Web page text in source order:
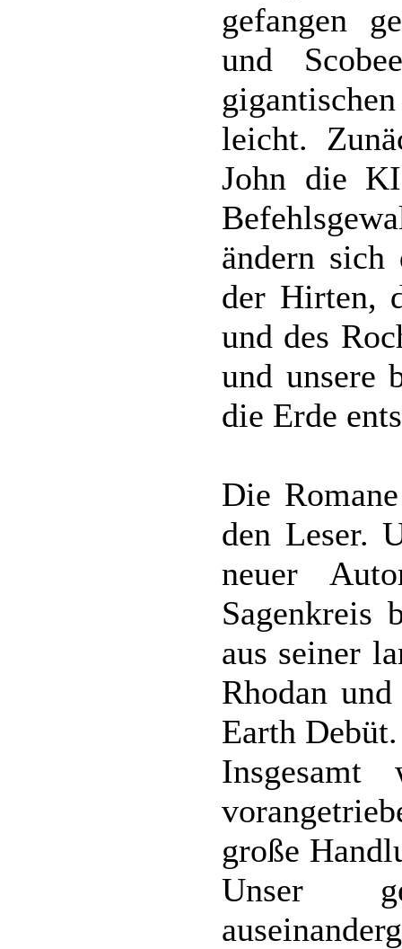
gefangen
und
leicht.
John die
ändern
der Hirten,
und des
und unsere
die Erde
Die
den Leser.
neuer
Sagenkreis
aus seiner
Rhodan
Earth Debüt.
große
Unser